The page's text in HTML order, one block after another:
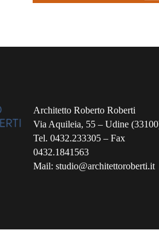
Architetto Roberto Roberti
Via Aquileia, 55 – Udine
Tel. 0432.233305 – Fax
0432.1841563
Mail: studio@architettoroberti.it